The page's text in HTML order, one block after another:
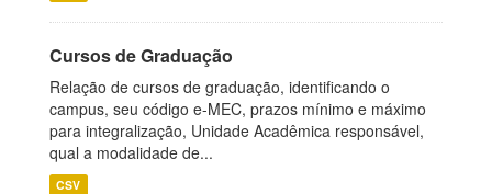
Cursos de Graduação
Relação de cursos de graduação, identificando o
campus, seu código e-MEC, prazos mínimo e máximo
para integralização, Unidade Acadêmica responsável,
qual a modalidade de...
CSV